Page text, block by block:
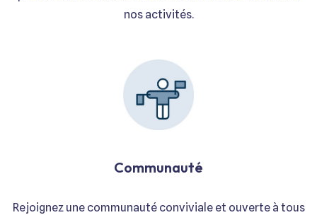
nos activités.
Communauté
Rejoignez une communauté conviviale et ouverte à tous